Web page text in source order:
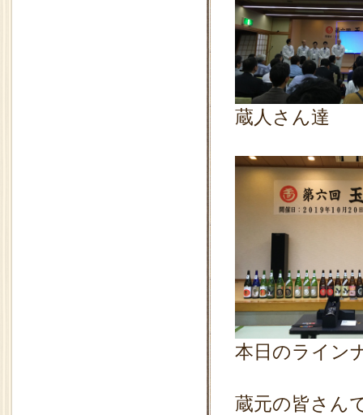
蔵人さん達
本日のライン
蔵元の皆さん